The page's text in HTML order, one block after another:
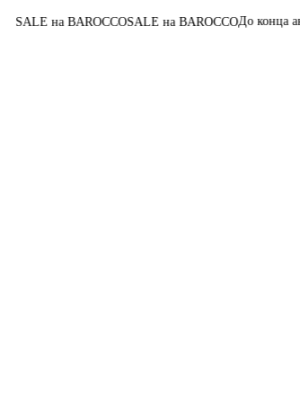
SALE на BAROCCOSALE на BAROCCOДо конца